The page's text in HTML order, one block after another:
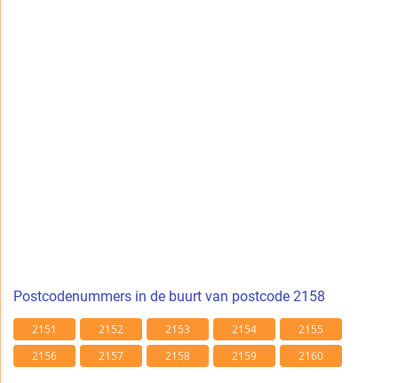
Postcodenummers in de buurt van postcode 2158
2151 2152 2153 2154
2155
2156
2157 2158 2159 2160